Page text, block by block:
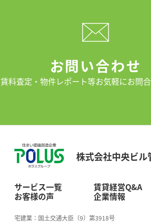
お問い合わせ
賃料査定・物件レポート等お気軽にお問
株式会社中央ビル
サービス一覧 賃貸経営Q&A
お客様の声 企業情報
宅建業：国土交通大臣（9）第3918号